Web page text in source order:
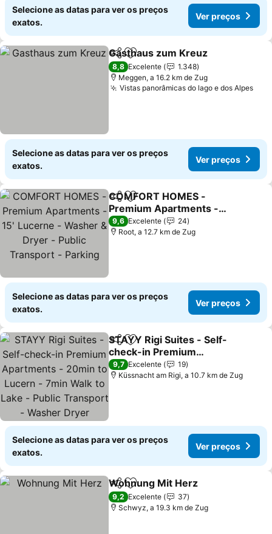
Selecione as datas para ver os preços
exatos.
Ver preços
PartilharAdicionar aos favoritos
Gasthaus zum Kreuz
8,8 Excelente
1.348
Meggen, a 16.2 km de Zug
Vistas panorâmicas do lago e dos AlpesVer
Selecione as datas para ver os preços
exatos.
Ver preços
PartilharAdicionar aos favoritos
COMFORT HOMES -
Premium Apartments -
15' Lucerne - Washer &
Dryer - Public Transport -
Ver preços
9,6 Excelente
24
Root, a 12.7 km de Zug
Selecione as datas para ver os preços
exatos.
Ver preços
PartilharAdicionar aos favoritos
STAYY Rigi Suites - Self-
check-in Premium
Apartments - 20min to
Lucern - 7min Walk to
Ver preços
9,7 Excelente
19
Küssnacht am Rigi, a 10.7 km de Zug
Selecione as datas para ver os preços
exatos.
Ver preços
PartilharAdicionar aos favoritos
Wohnung Mit Herz
9,2 Excelente
37
Schwyz, a 19.3 km de Zug